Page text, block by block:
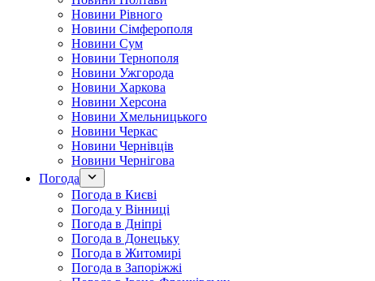
Новини Рівного
Новини Сімферополя
Новини Сум
Новини Тернополя
Новини Ужгорода
Новини Харкова
Новини Херсона
Новини Хмельницького
Новини Черкас
Новини Чернівців
Новини Чернігова
Погода
Погода в Києві
Погода у Вінниці
Погода в Дніпрі
Погода в Донецьку
Погода в Житомирі
Погода в Запоріжжі